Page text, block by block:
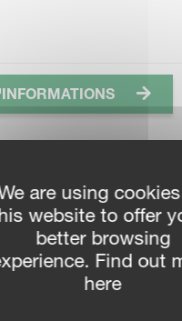
KVERNELAND
DEALERLOCATOR
are using
website to offer
better browsing
Find out
here